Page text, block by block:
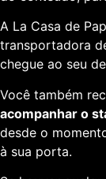
A La Casa de
transportadora
chegue ao seu
Você também
acompanhar o
desde o
à sua porta.